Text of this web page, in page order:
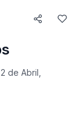
de Abril,